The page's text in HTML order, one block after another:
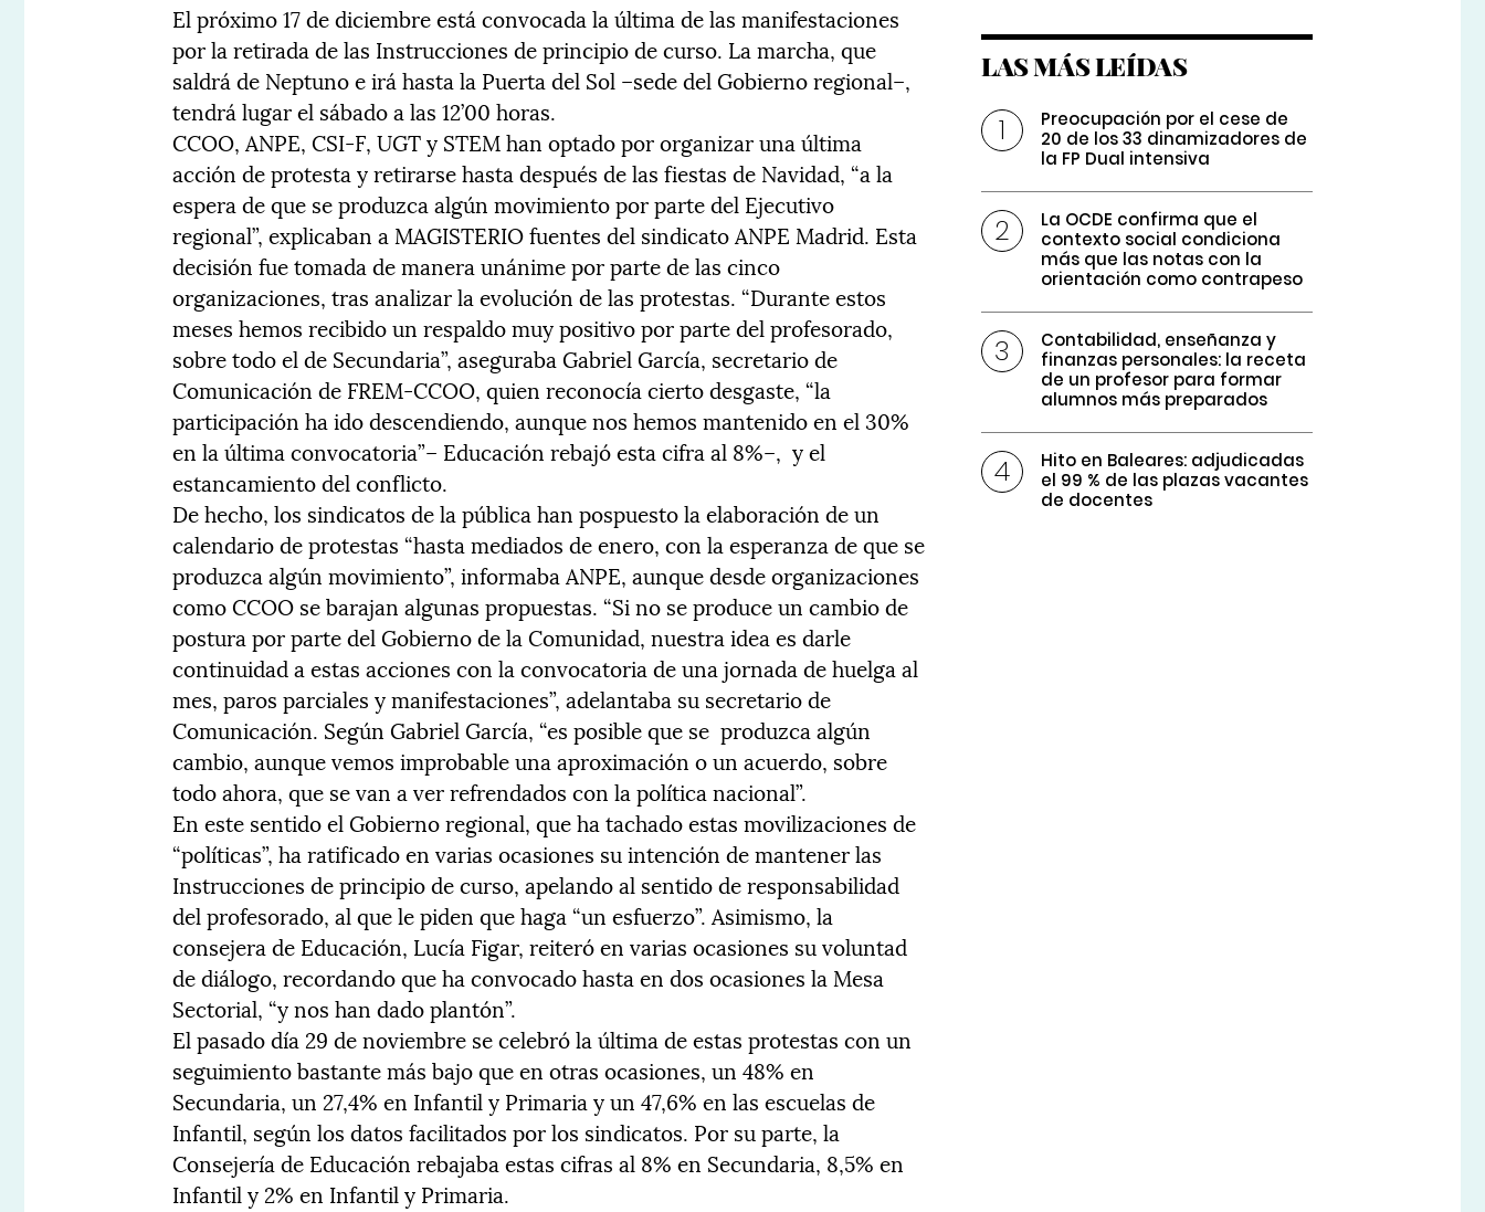
El próximo 17 de diciembre está convocada la última de las manifestaciones
por la retirada de las Instrucciones de principio de curso. La marcha, que
saldrá de Neptuno e irá hasta la Puerta del Sol –sede del Gobierno regional–,
tendrá lugar el sábado a las 12’00 horas.
CCOO, ANPE, CSI-F, UGT y STEM han optado por organizar una última
acción de protesta y retirarse hasta después de las fiestas de Navidad, “a la
espera de que se produzca algún movimiento por parte del Ejecutivo
regional”, explicaban a MAGISTERIO fuentes del sindicato ANPE Madrid. Esta
decisión fue tomada de manera unánime por parte de las cinco
organizaciones, tras analizar la evolución de las protestas. “Durante estos
meses hemos recibido un respaldo muy positivo por parte del profesorado,
sobre todo el de Secundaria”, aseguraba Gabriel García, secretario de
Comunicación de FREM-CCOO, quien reconocía cierto desgaste, “la
participación ha ido descendiendo, aunque nos hemos mantenido en el 30%
en la última convocatoria”– Educación rebajó esta cifra al 8%–, y el
estancamiento del conflicto.
De hecho, los sindicatos de la pública han pospuesto la elaboración de un
calendario de protestas “hasta mediados de enero, con la esperanza de que se
produzca algún movimiento”, informaba ANPE, aunque desde organizaciones
como CCOO se barajan algunas propuestas. “Si no se produce un cambio de
postura por parte del Gobierno de la Comunidad, nuestra idea es darle
continuidad a estas acciones con la convocatoria de una jornada de huelga al
mes, paros parciales y manifestaciones”, adelantaba su secretario de
Comunicación. Según Gabriel García, “es posible que se produzca algún
cambio, aunque vemos improbable una aproximación o un acuerdo, sobre
todo ahora, que se van a ver refrendados con la política nacional”.
En este sentido el Gobierno regional, que ha tachado estas movilizaciones de
“políticas”, ha ratificado en varias ocasiones su intención de mantener las
Instrucciones de principio de curso, apelando al sentido de responsabilidad
del profesorado, al que le piden que haga “un esfuerzo”. Asimismo, la
consejera de Educación, Lucía Figar, reiteró en varias ocasiones su voluntad
de diálogo, recordando que ha convocado hasta en dos ocasiones la Mesa
Sectorial, “y nos han dado plantón”.
El pasado día 29 de noviembre se celebró la última de estas protestas con un
seguimiento bastante más bajo que en otras ocasiones, un 48% en
Secundaria, un 27,4% en Infantil y Primaria y un 47,6% en las escuelas de
Infantil, según los datos facilitados por los sindicatos. Por su parte, la
Consejería de Educación rebajaba estas cifras al 8% en Secundaria, 8,5% en
Infantil y 2% en Infantil y Primaria.
LAS MÁS LEÍDAS
Preocupación por el cese de
20 de los 33 dinamizadores de
la FP Dual intensiva
La OCDE confirma que el
contexto social condiciona
más que las notas con la
orientación como contrapeso
Contabilidad, enseñanza y
finanzas personales: la receta
de un profesor para formar
alumnos más preparados
Hito en Baleares: adjudicadas
el 99 % de las plazas vacantes
de docentes